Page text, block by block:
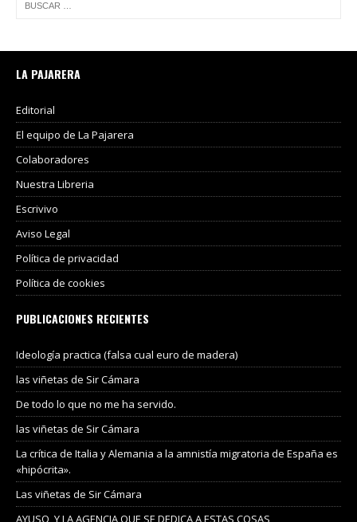
LA PAJARERA
Editorial
El equipo de La Pajarera
Colaboradores
Nuestra Libreria
Escrivivo
Aviso Legal
Política de privacidad
Política de cookies
PUBLICACIONES RECIENTES
Ideología practica (falsa cual euro de madera)
las viñetas de Sir Cámara
De todo lo que no me ha servido.
las viñetas de Sir Cámara
La crítica de Italia y Alemania a la amnistía migratoria de España es
«hipócrita».
Las viñetas de Sir Cámara
AYUSO, Y LA AGENCIA QUE SE DEDICA A ESTAS COSAS